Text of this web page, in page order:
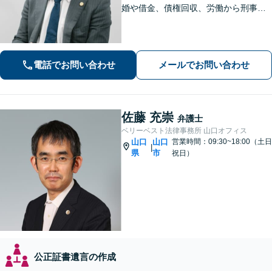
婚や借金、債権回収、労働から刑事事
心誠意お伺いいたします。気軽にご相
談ください
電話でお問い合わせ メールでお問い合わせ
佐藤 充崇 弁護士
ベリーベスト法律事務所 山口オフィス
山口
県
|
山口
市
営業時間：09:30~18:00（土日
祝日）
公正証書遺言の作成